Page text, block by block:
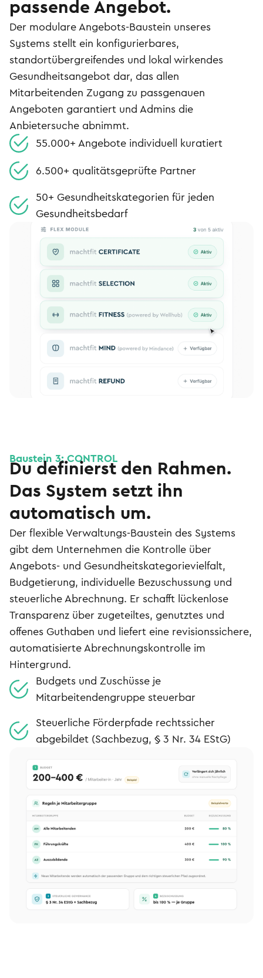
passende Angebot.
Der modulare Angebots-Baustein unseres
Systems stellt ein konfigurierbares,
standortübergreifendes und lokal wirkendes
Gesundheitsangebot dar, das allen
Mitarbeitenden Zugang zu passgenauen
Angeboten garantiert und Admins die
Anbietersuche abnimmt.
55.000+ Angebote individuell kuratiert
6.500+ qualitätsgeprüfte Partner
50+ Gesundheitskategorien für jeden
Gesundheitsbedarf
Baustein 3: CONTROL
Du definierst den Rahmen.
Das System setzt ihn
automatisch um.
Der flexible Verwaltungs-Baustein des Systems
gibt dem Unternehmen die Kontrolle über
Angebots- und Gesundheitskategorievielfalt,
Budgetierung, individuelle Bezuschussung und
steuerliche Abrechnung. Er schafft lückenlose
Transparenz über zugeteiltes, genutztes und
offenes Guthaben und liefert eine revisionssichere,
automatisierte Abrechnungskontrolle im
Hintergrund.
Budgets und Zuschüsse je
Mitarbeitendengruppe steuerbar
Steuerliche Förderpfade rechtssicher
abgebildet (Sachbezug, § 3 Nr. 34 EStG)